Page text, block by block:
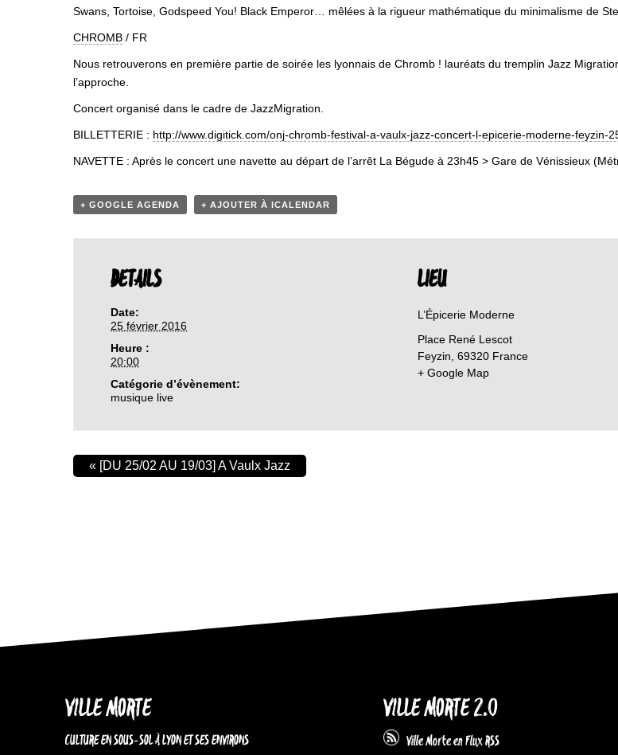
Swans, Tortoise, Godspeed You! Black Emperor… mêlées à la rigueur mathématique du minimalisme de
CHROMB / FR
Nous retrouverons en première partie de soirée les lyonnais de Chromb ! lauréats du tremplin Jazz
l’approche.
Concert organisé dans le cadre de JazzMigration.
BILLETTERIE : http://www.digitick.com/onj-chromb-festival-a-vaulx-jazz-concert-l-epicerie-moderne-feyzin-
NAVETTE : Après le concert une navette au départ de l’arrêt La Bégude à 23h45 > Gare de Vénissieux
+ GOOGLE AGENDA + AJOUTER À ICALENDAR
DETAILS
Date:
25 février 2016
Heure :
20:00
Catégorie d’évènement:
musique live
LIEU
L’Épicerie Moderne
Place René Lescot
Feyzin 69320 France
+ Google Map
« [DU 25/02 AU 19/03] A Vaulx Jazz
VILLE MORTE
CULTURE EN SOUS-SOL À LYON ET SES ENVIRONS
VILLE MORTE 2.0
Ville Morte en Flux RSS